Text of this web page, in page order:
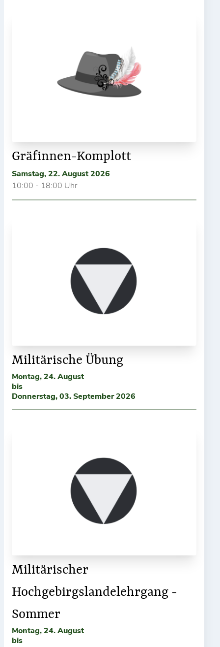
Gräfinnen-Komplott
Samstag, 22. August 2026
10:00 - 18:00 Uhr
Militärische Übung
Montag, 24. August
bis
Donnerstag, 03. September 2026
Militärischer
Hochgebirgslandelehrgang -
Sommer
Montag, 24. August
bis